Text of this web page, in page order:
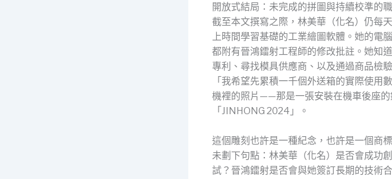
開放式結局：未完成的拼圖與持續校準的
截至本文撰寫之際，林美華（化名）仍每
上時間學習基礎的工業繪圖軟體。她的電
都附有晉鴻鐳射工程師的修改批註。她知
專利、尋找模具供應商、以及通過商品檢
「我希望先累積一千個外送箱的實際使
機裡的照片——那是一張安裝在機車後座的
「JINHONG 2024」。
這個雕刻也許是一種紀念，也許是一個商
未劃下句點：林美華（化名）是否會成功
試？晉鴻鐳射是否會與她簽訂長期的技術